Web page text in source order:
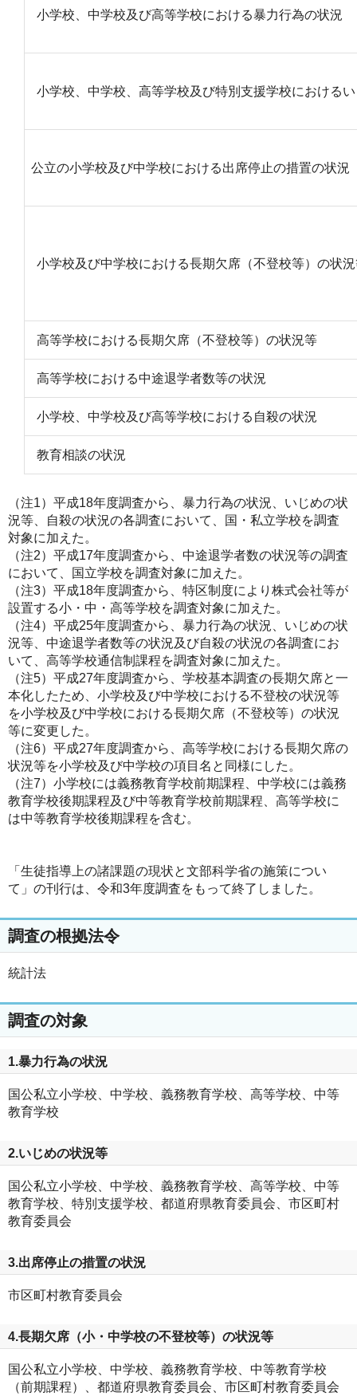
小学校、中学校及び高等学校における暴力行為の状況
小学校、中学校、高等学校及び特別支援学校における
公立の小学校及び中学校における出席停止の措置の状況
小学校及び中学校における長期欠席（不登校等）の状
高等学校における長期欠席（不登校等）の状況等
高等学校における中途退学者数等の状況
小学校、中学校及び高等学校における自殺の状況
教育相談の状況
（注1）平成18年度調査から、暴力行為の状況、いじめの状
況等、自殺の状況の各調査において、国・私立学校を調査
対象に加えた。
（注2）平成17年度調査から、中途退学者数の状況等の調査
において、国立学校を調査対象に加えた。
（注3）平成18年度調査から、特区制度により株式会社等が
設置する小・中・高等学校を調査対象に加えた。
（注4）平成25年度調査から、暴力行為の状況、いじめの状
況等、中途退学者数等の状況及び自殺の状況の各調査にお
いて、高等学校通信制課程を調査対象に加えた。
（注5）平成27年度調査から、学校基本調査の長期欠席と一
本化したため、小学校及び中学校における不登校の状況等
を小学校及び中学校における長期欠席（不登校等）の状況
等に変更した。
（注6）平成27年度調査から、高等学校における長期欠席の
状況等を小学校及び中学校の項目名と同様にした。
（注7）小学校には義務教育学校前期課程、中学校には義務
教育学校後期課程及び中等教育学校前期課程、高等学校に
は中等教育学校後期課程を含む。
「生徒指導上の諸課題の現状と文部科学省の施策につい
て」の刊行は、令和3年度調査をもって終了しました。
調査の根拠法令
統計法
調査の対象
1.暴力行為の状況
国公私立小学校、中学校、義務教育学校、高等学校、中等
教育学校
2.いじめの状況等
国公私立小学校、中学校、義務教育学校、高等学校、中等
教育学校、特別支援学校、都道府県教育委員会、市区町村
教育委員会
3.出席停止の措置の状況
市区町村教育委員会
4.長期欠席（小・中学校の不登校等）の状況等
国公私立小学校、中学校、義務教育学校、中等教育学校
（前期課程）、都道府県教育委員会、市区町村教育委員会